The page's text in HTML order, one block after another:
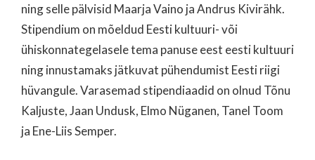
ning selle pälvisid Maarja Vaino ja Andrus Kivirähk.
Stipendium on mõeldud Eesti kultuuri- või
ühiskonnategelasele tema panuse eest eesti kultuuri
ning innustamaks jätkuvat pühendumist Eesti riigi
hüvangule. Varasemad stipendiaadid on olnud Tõnu
Kaljuste, Jaan Undusk, Elmo Nüganen, Tanel Toom
ja Ene-Liis Semper.